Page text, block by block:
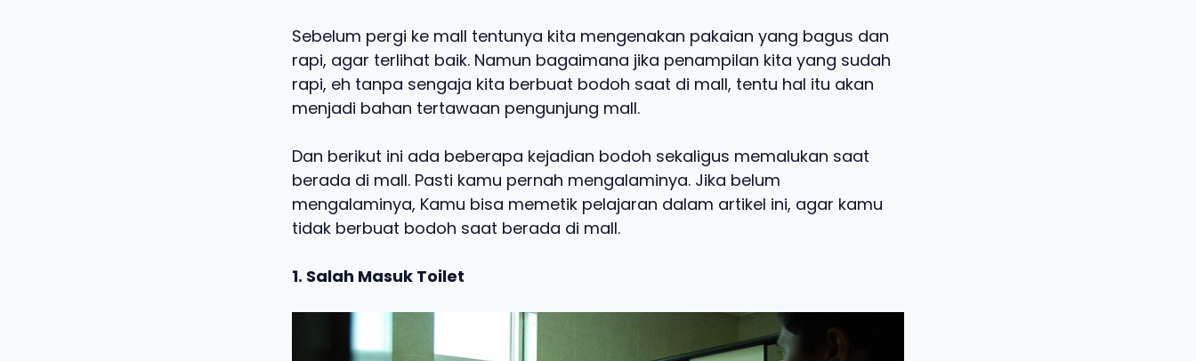
Sebelum pergi ke mall tentunya kita mengenakan pakaian yang bagus dan
rapi, agar terlihat baik. Namun bagaimana jika penampilan kita yang sudah
rapi, eh tanpa sengaja kita berbuat bodoh saat di mall, tentu hal itu akan
menjadi bahan tertawaan pengunjung mall.
Dan berikut ini ada beberapa kejadian bodoh sekaligus memalukan saat
berada di mall. Pasti kamu pernah mengalaminya. Jika belum
mengalaminya, Kamu bisa memetik pelajaran dalam artikel ini, agar kamu
tidak berbuat bodoh saat berada di mall.
1. Salah Masuk Toilet